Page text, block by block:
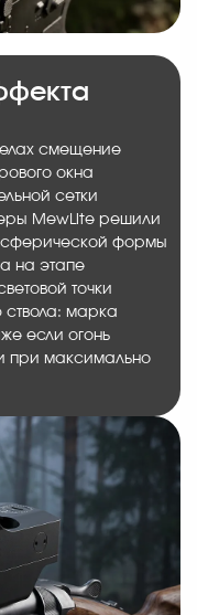
смещение
окна
сетки
MewLite решили
формы
на этапе
точки
марка
если огонь
при максимально